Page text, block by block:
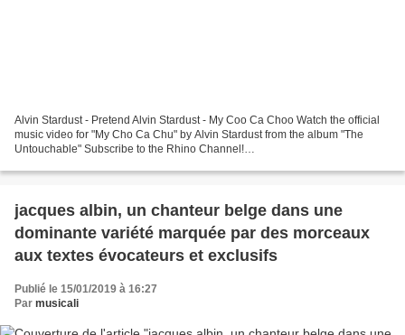
Alvin Stardust - Pretend Alvin Stardust - My Coo Ca Choo Watch the official
music video for "My Cho Ca Chu" by Alvin Stardust from the album "The
Untouchable" Subscribe to the Rhino Channel!
jacques albin, un chanteur belge dans une
dominante variété marquée par des morceaux
aux textes évocateurs et exclusifs
Publié le 15/01/2019 à 16:27
Par musicali